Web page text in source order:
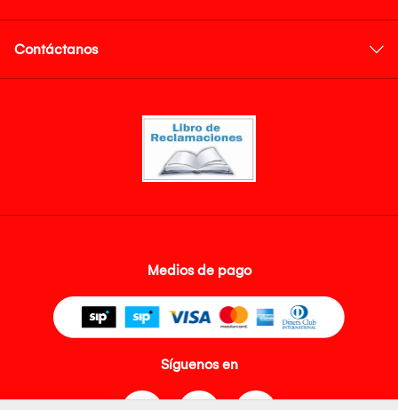
Contáctanos
Medios de pago
Síguenos en